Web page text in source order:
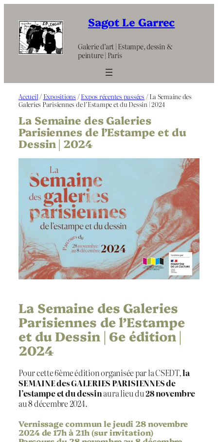
contenu
Sagot Le Garrec
Galerie d’art | Estampe, dessin &
peinture | Paris
Accueil / Expositions /Expos récentes passées / La Semaine des
Galeries Parisiennes de l’Estampe et du Dessin | 2024
La Semaine des Galeries
Parisiennes de l’Estampe et du
Dessin | 2024
La Semaine des Galeries
Parisiennes de l’Estampe
et du Dessin | 6e édition |
2024
Pour cette 6ème édition organisée par la CSEDT,la
SEMAINE des GALERIES PARISIENNES de
l’estampe et du dessinaura lieu du28 novembre
au 8 décembre 2024.
Vernissage commun le jeudi 28 novembre
2024 de 17h à 21h (sur invitation)